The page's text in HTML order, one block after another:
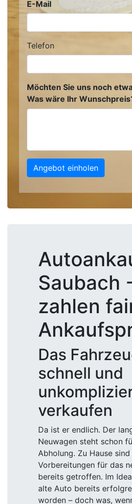
E-Mail
Telefon
Möchten Sie uns noch
Was wäre Ihr
Angebot einholen
Saubach
zahlen
Das
schnell und
verkaufen
Da ist er endlich. Der
Neuwagen steht schon
Abholung. Zu Hause
Vorbereitungen für das
bereits getroffen. Im
alte Auto bereits
worden – doch was,